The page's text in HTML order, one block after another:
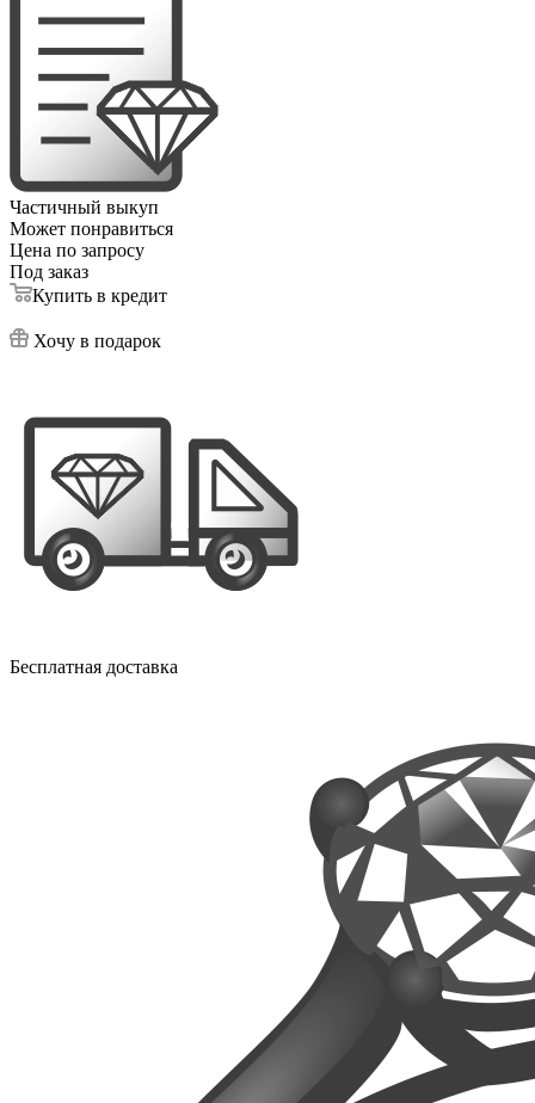
Частичный выкуп
Может понравиться
Цена по запросу
Под заказ
Купить в кредит
Хочу в подарок
Бесплатная доставка